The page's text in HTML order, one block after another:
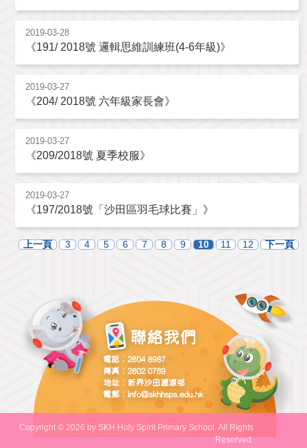
2019-03-28
《191/ 2018號 邏輯思維訓練班(4-6年級)》
2019-03-27
《204/ 2018號 六年級家長會》
2019-03-27
《209/2018號 夏季校服》
2019-03-27
《197/2018號「沙田區羽毛球比賽」》
上一頁 3 4 5 6 7 8 9 10 11 12 下一頁
Copyright © 2026 by SKH Holy Spirit Primary School. All Rights
Reserved.